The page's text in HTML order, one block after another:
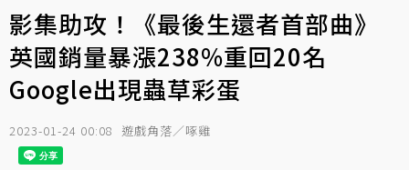
影集助攻！《最後生還者首部曲》
英國銷量暴漲238%重回20名
Google出現蟲草彩蛋
2023-01-24 00:08 遊戲角落／啄雞